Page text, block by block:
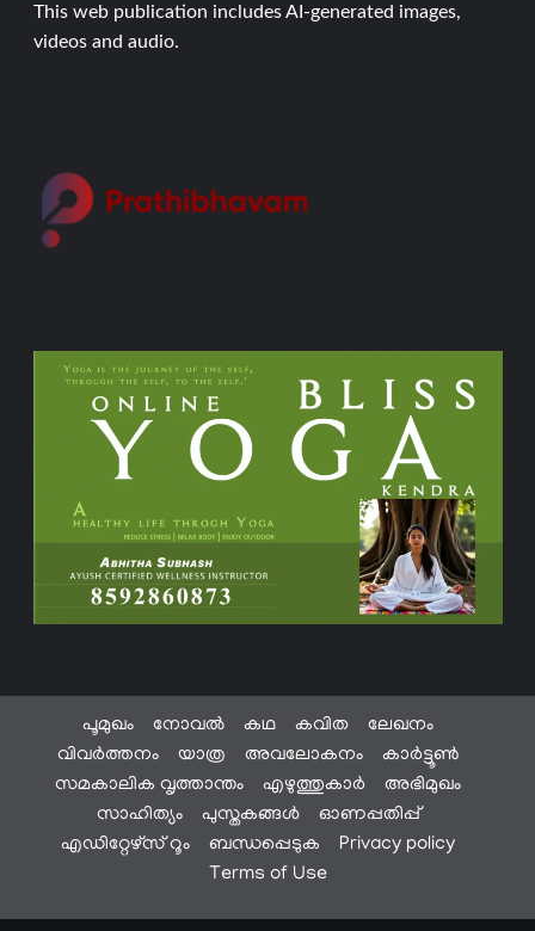
This web publication includes AI-generated images,
videos and audio.
പൂമുഖം നോവൽ കഥ കവിത
ലേഖനം
വിവർത്തനം
യാത്ര അവലോകനം
കാർട്ടൂൺ
സമകാലിക വൃത്താന്തം
എഴുത്തുകാർ
അഭിമുഖം
സാഹിത്യം
പുസ്തകങ്ങൾ
ഓണപ്പതിപ്പ്
എഡിറ്റേഴ്സ് റൂം
ബന്ധപ്പെടുക
Privacy policy
Terms of Use